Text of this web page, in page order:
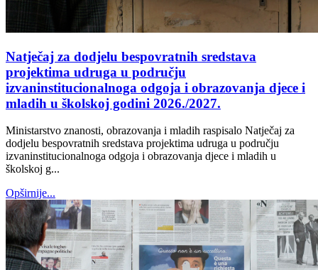
Natječaj za dodjelu bespovratnih sredstava
projektima udruga u području
izvaninstitucionalnoga odgoja i obrazovanja djece i
mladih u školskoj godini 2026./2027.
Ministarstvo znanosti, obrazovanja i mladih raspisalo Natječaj za
dodjelu bespovratnih sredstava projektima udruga u području
izvaninstitucionalnoga odgoja i obrazovanja djece i mladih u
školskoj g...
Opširnije...